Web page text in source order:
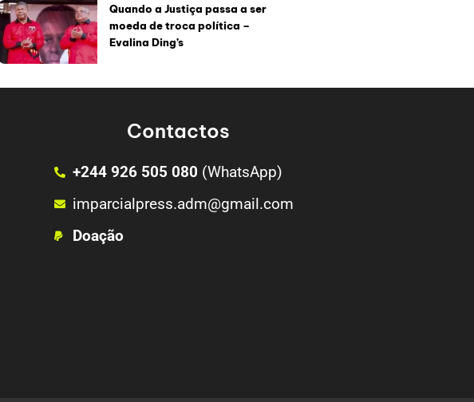
Quando a Justiça passa a ser
moeda de troca política –
Evalina Ding’s
Contactos
+244 926 505 080 (WhatsApp)
imparcialpress.adm@gmail.com
Doação